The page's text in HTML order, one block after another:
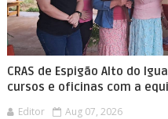
CRAS de Espigão Alto do
cursos e oficinas com a
Editor Aug 07, 2026